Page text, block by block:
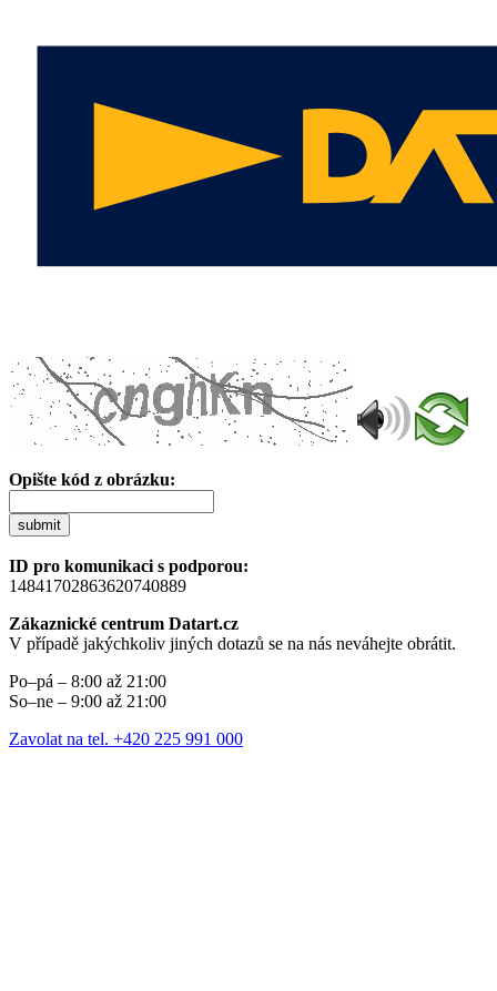
Opište kód z obrázku:
submit
ID pro komunikaci s podporou:
14841702863620740889
Zákaznické centrum Datart.cz
V případě jakýchkoliv jiných dotazů se na nás neváhejte obrátit.
Po–pá – 8:00 až 21:00
So–ne – 9:00 až 21:00
Zavolat na tel. +420 225 991 000